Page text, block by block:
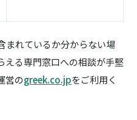
まれているか分からない場
える専門窓口への相談が手堅
営のgreek.co.jpをご利用く